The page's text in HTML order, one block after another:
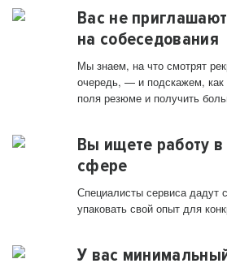
Вас не приглашают
на собеседования
Мы знаем, на что смотрят
очередь, — и подскажем, как
поля резюме и получить
Вы ищете работу в
сфере
Специалисты сервиса дадут
упаковать свой опыт для
У вас